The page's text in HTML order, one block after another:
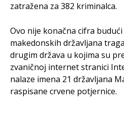
zatražena za 382 kriminalca.
Ovo nije konačna cifra
makedonskih državljana
drugim država u kojima su
zvaničnoj internet stranici
nalaze imena 21 državljana
raspisane crvene potjernice.